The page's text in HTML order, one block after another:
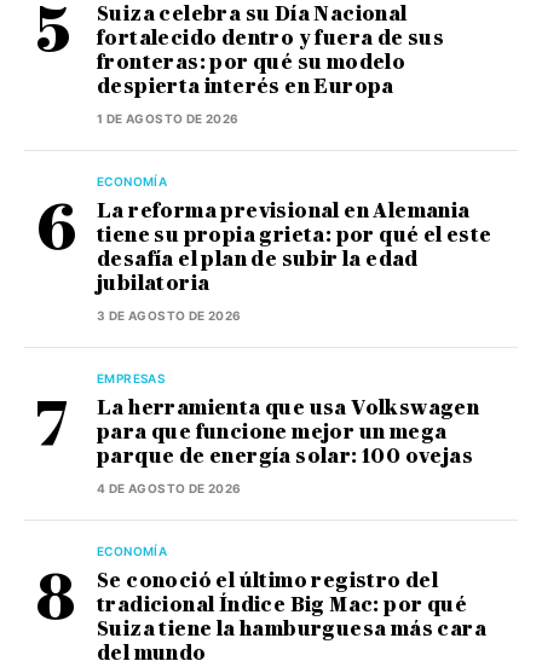
Suiza celebra su Día Nacional
fortalecido dentro y fuera de sus
fronteras: por qué su modelo
despierta interés en Europa
1 DE AGOSTO DE 2026
ECONOMÍA
La reforma previsional en Alemania
tiene su propia grieta: por qué el este
desafía el plan de subir la edad
jubilatoria
3 DE AGOSTO DE 2026
EMPRESAS
La herramienta que usa Volkswagen
para que funcione mejor un mega
parque de energía solar: 100 ovejas
4 DE AGOSTO DE 2026
ECONOMÍA
Se conoció el último registro del
tradicional Índice Big Mac: por qué
Suiza tiene la hamburguesa más cara
del mundo